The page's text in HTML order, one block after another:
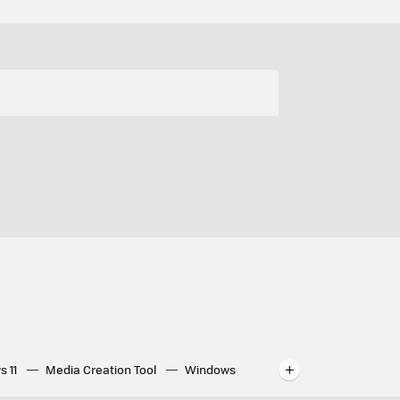
11 Media Creation Tool
Windows